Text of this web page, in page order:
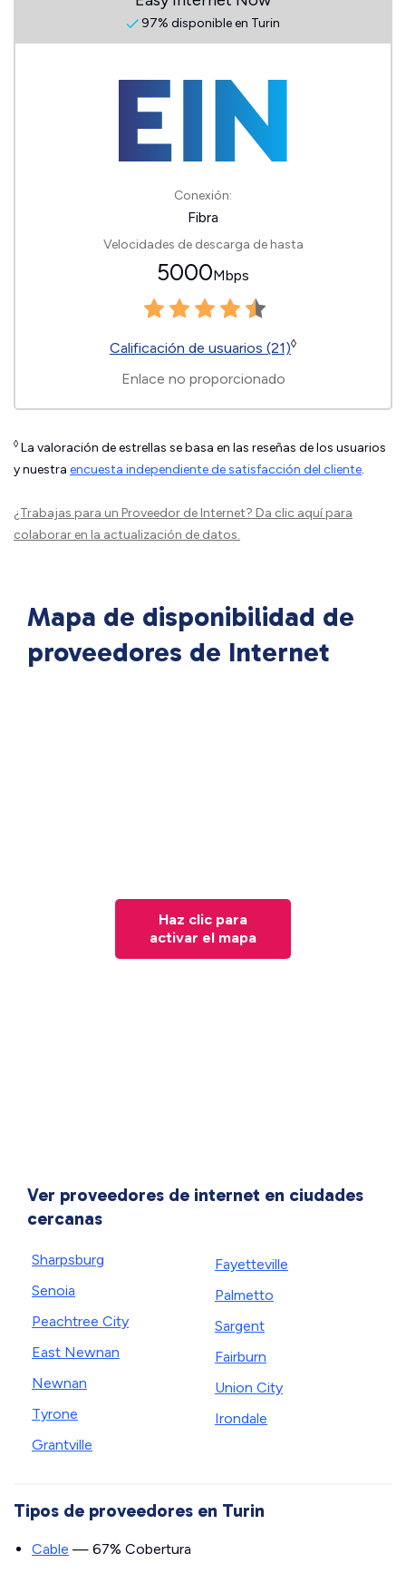
97% disponible en Turin
Conexión:
Fibra
Velocidades de descarga de hasta
5000Mbps
Calificación de usuarios (21)◊
Enlace no proporcionado
◊ La valoración de estrellas se basa en las reseñas de los usuarios
y nuestra encuesta independiente de satisfacción del cliente.
¿Trabajas para un Proveedor de Internet? Da clic aquípara
colaborar en la actualización de datos.
Mapa de disponibilidad de
proveedores de Internet
Haz clic para
activar el mapa
Ver proveedores de internet en ciudades
cercanas
Sharpsburg
Senoia
Peachtree City
East Newnan
Newnan
Tyrone
Grantville
Fayetteville
Palmetto
Sargent
Fairburn
Union City
Irondale
Tipos de proveedores en Turin
Cable — 67% Cobertura